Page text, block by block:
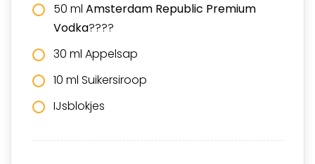
50 ml Amsterdam Republic Premium
Vodka????
30 ml Appelsap
10 ml Suikersiroop
IJsblokjes